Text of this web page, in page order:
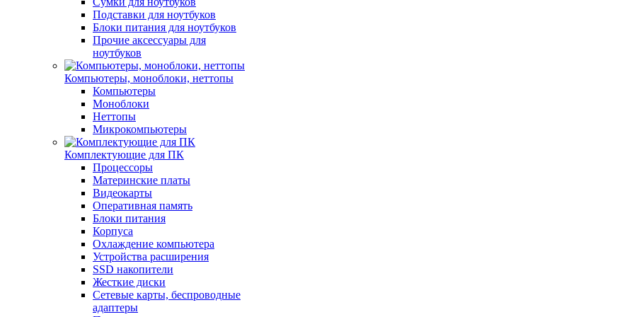
Подставки для ноутбуков
Блоки питания для ноутбуков
Прочие аксессуары для
ноутбуков
Компьютеры, моноблоки, неттопы
Компьютеры
Моноблоки
Неттопы
Микрокомпьютеры
Комплектующие для ПК
Процессоры
Материнские платы
Видеокарты
Оперативная память
Блоки питания
Корпуса
Охлаждение компьютера
Устройства расширения
SSD накопители
Жесткие диски
Сетевые карты, беспроводные
адаптеры